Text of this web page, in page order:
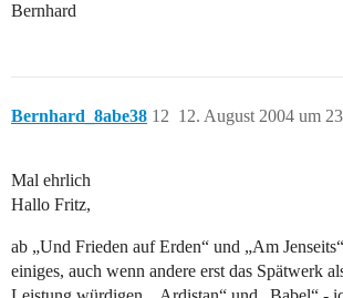
Bernhard
Bernhard_8abe38 12. August 2004 um
12
Mal ehrlich
Hallo Fritz,
ab „Und Frieden auf Erden“ und „Am
einiges, auch wenn andere erst das Spätwerk